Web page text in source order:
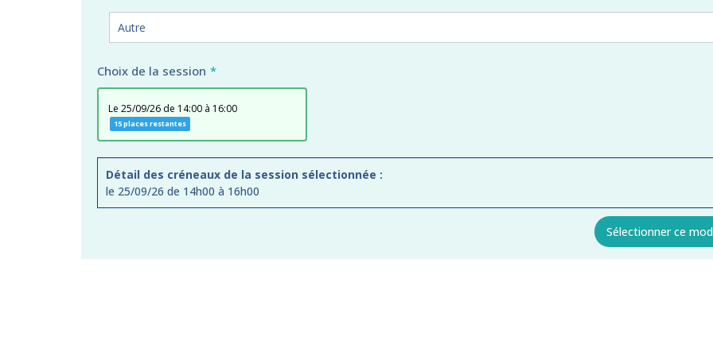
Choix de la session
le 25/09/26 de 14:00 à 16:00
15 places restantes
Détail des créneaux de la session sélectionnée :
le 25/09/26 de 14h00 à 16h00
Sélectionner ce